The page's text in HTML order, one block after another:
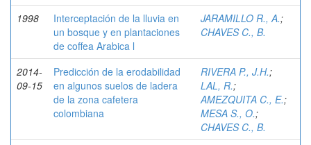
1998
Interceptación de la lluvia en
un bosque y en plantaciones
de coffea Arabica l
JARAMILLO R., A.;
CHAVES C., B.
2014-
09-15
Predicción de la erodabilidad
en algunos suelos de ladera
de la zona cafetera
colombiana
RIVERA P., J.H.;
LAL, R.;
AMEZQUITA C., E.;
MESA S., O.;
CHAVES C., B.